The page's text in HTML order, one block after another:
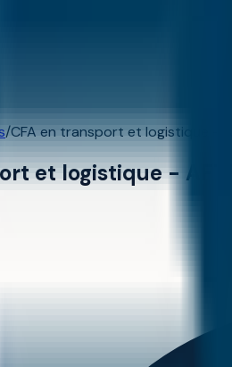
/CFA en transport et logistique -
et logistique -